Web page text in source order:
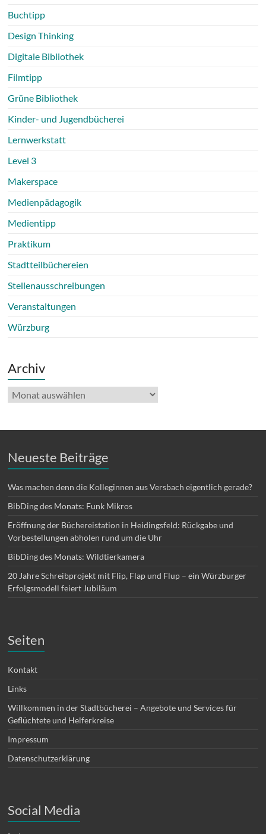
Buchtipp
Design Thinking
Digitale Bibliothek
Filmtipp
Grüne Bibliothek
Kinder- und Jugendbücherei
Lernwerkstatt
Level 3
Makerspace
Medienpädagogik
Medientipp
Praktikum
Stadtteilbüchereien
Stellenausschreibungen
Veranstaltungen
Würzburg
Archiv
Archiv
Neueste Beiträge
Was machen denn die Kolleginnen aus Versbach eigentlich gerade?
BibDing des Monats: Funk Mikros
Eröffnung der Büchereistation in Heidingsfeld: Rückgabe und
Vorbestellungen abholen rund um die Uhr
BibDing des Monats: Wildtierkamera
20 Jahre Schreibprojekt mit Flip, Flap und Flup – ein Würzburger
Erfolgsmodell feiert Jubiläum
Seiten
Kontakt
Links
Willkommen in der Stadtbücherei – Angebote und Services für
Geflüchtete und Helferkreise
Impressum
Datenschutzerklärung
Social Media